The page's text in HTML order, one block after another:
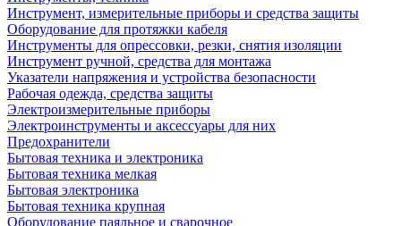
Инструмент, измерительные приборы и средства защиты
Оборудование для протяжки кабеля
Инструменты для опрессовки, резки, снятия изоляции
Инструмент ручной, средства для монтажа
Указатели напряжения и устройства безопасности
Рабочая одежда, средства защиты
Электроизмерительные приборы
Электроинструменты и аксессуары для них
Предохранители
Бытовая техника и электроника
Бытовая техника мелкая
Бытовая электроника
Бытовая техника крупная
Оборудование паяльное и сварочное